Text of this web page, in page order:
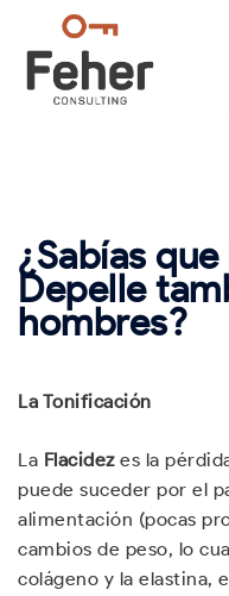
contenido
¿Sabías
Depelle
hombres?
La Tonificación
La Flacidezes la
puede suceder por el
alimentación (pocas
cambios de peso, lo
colágeno y la elastina,